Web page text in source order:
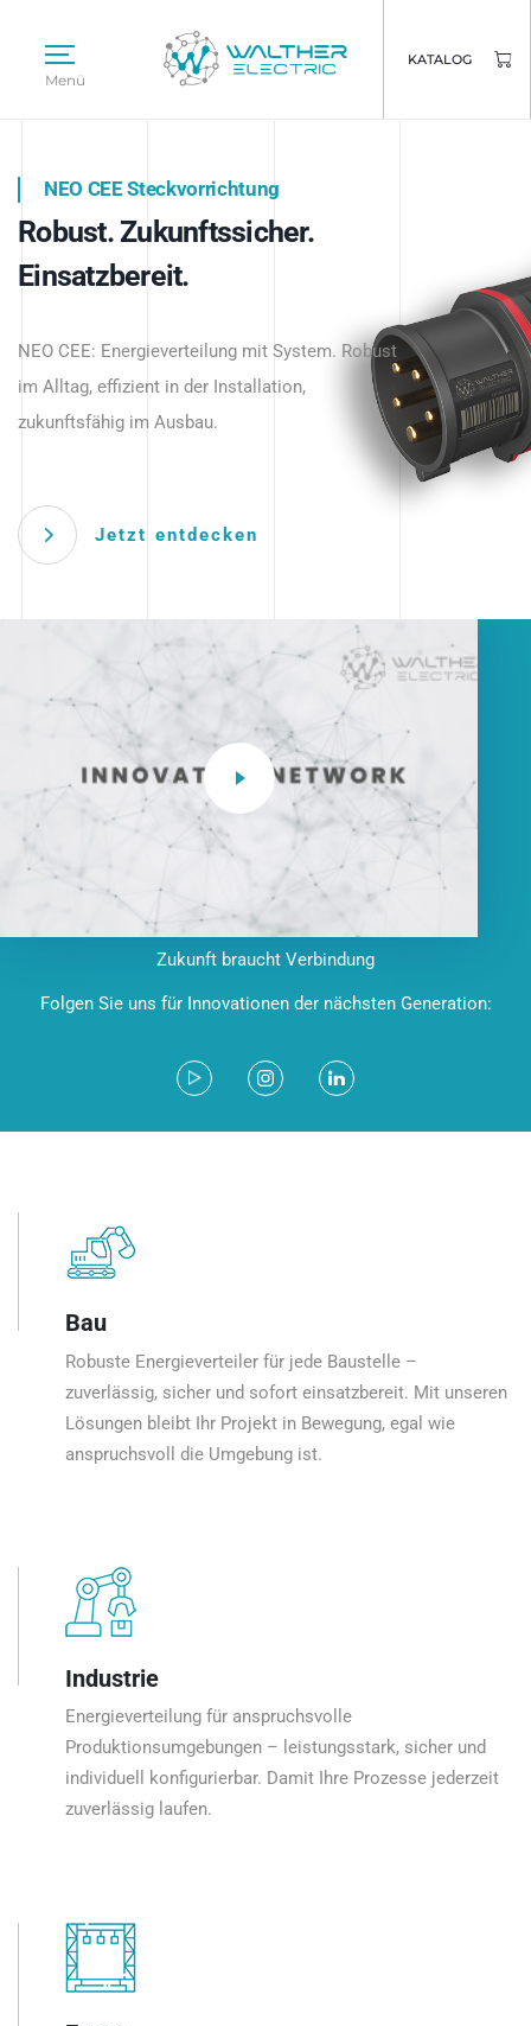
Menü
KATALOG
Intelligente Stromverteilung
beginnt hier.
NEO CEE Steckvorrichtung
Robust. Zukunftssicher.
Einsatzbereit.
NEO CEE: Energieverteilung mit System. Robust
im Alltag, effizient in der Installation,
zukunftsfähig im Ausbau.
Jetzt entdecken
Intelligenz trifft Energie.
Anwendungen – robust, IP-geschützt und
zukunftsfähig.
Zukunft braucht Verbindung
Folgen Sie uns für Innovationen der nächsten Generation:
Bau
Robuste Energieverteiler für jede Baustelle –
zuverlässig, sicher und sofort einsatzbereit. Mit unseren
Lösungen bleibt Ihr Projekt in Bewegung, egal wie
anspruchsvoll die Umgebung ist.
Industrie
Energieverteilung für anspruchsvolle
Produktionsumgebungen – leistungsstark, sicher und
individuell konfigurierbar. Damit Ihre Prozesse jederzeit
zuverlässig laufen.